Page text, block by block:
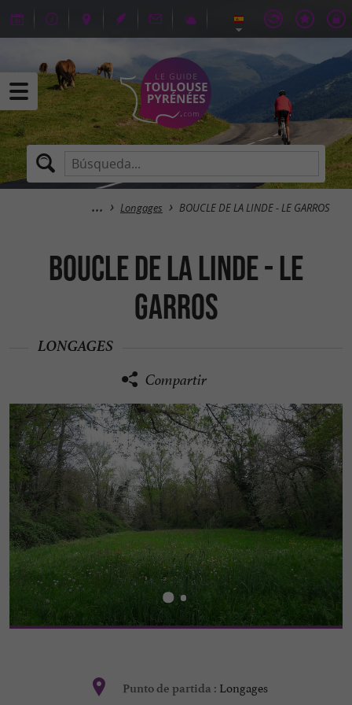
Longages BOUCLE DE LA LINDE - LE GARROS
BOUCLE DE LA LINDE - LE
GARROS
LONGAGES
Compartir
Punto de partida : Longages